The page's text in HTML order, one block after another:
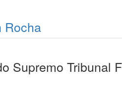
Rocha
Supremo Tribunal